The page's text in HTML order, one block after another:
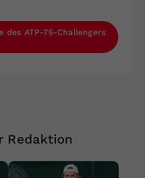
des ATP-75-Challengers
Redaktion